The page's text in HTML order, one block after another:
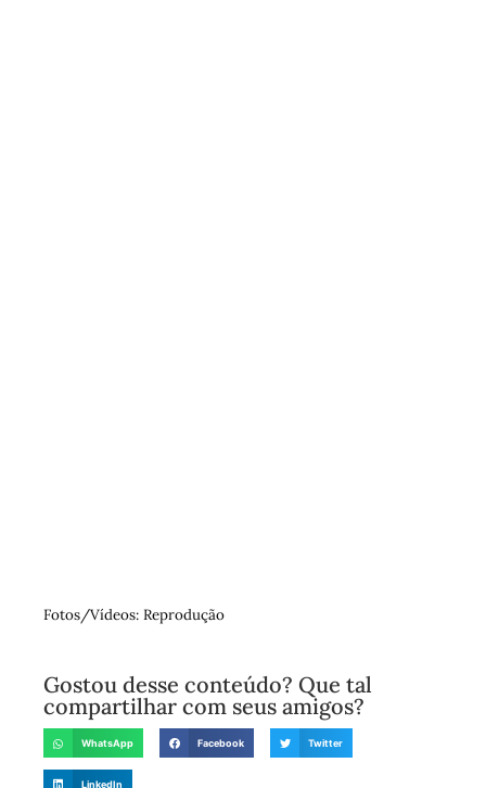
Fotos/Vídeos: Reprodução
Gostou desse conteúdo? Que tal
compartilhar com seus amigos?
WhatsApp Facebook Twitter
LinkedIn